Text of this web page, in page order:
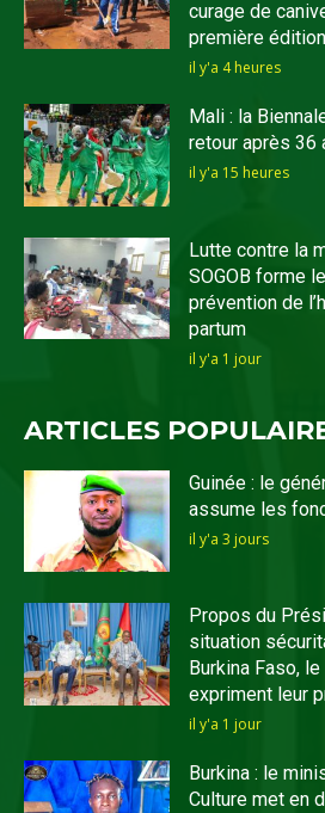
curage de
première
il y'a 4 heures
Mali : la
retour après 36
il y'a 15 heures
Lutte contre la
SOGOB forme
prévention de
partum
il y'a 1 jour
ARTICLES
Guinée : le
assume les
il y'a 3 jours
Propos du
situation
Burkina Faso,
expriment leur
il y'a 1 jour
Burkina : le
Culture met en